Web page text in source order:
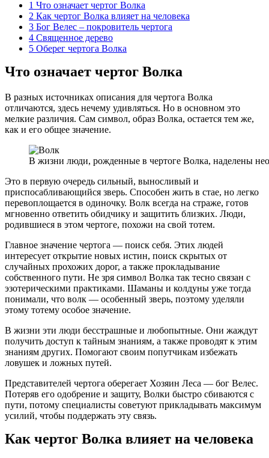
1 Что означает чертог Волка
2 Как чертог Волка влияет на человека
3 Бог Велес – покровитель чертога
4 Священное дерево
5 Оберег чертога Волка
Что означает чертог Волка
В разных источниках описания для чертога Волка
отличаются, здесь нечему удивляться. Но в основном это
мелкие различия. Сам символ, образ Волка, остается тем же,
как и его общее значение.
В жизни люди, рожденные в чертоге Волка, наделены
Это в первую очередь сильный, выносливый и
приспосабливающийся зверь. Способен жить в стае, но легко
перевоплощается в одиночку. Волк всегда на страже, готов
мгновенно ответить обидчику и защитить близких. Люди,
родившиеся в этом чертоге, похожи на свой тотем.
Главное значение чертога — поиск себя. Этих людей
интересует открытие новых истин, поиск скрытых от
случайных прохожих дорог, а также прокладывание
собственного пути. Не зря символ Волка так тесно связан с
эзотерическими практиками. Шаманы и колдуны уже тогда
понимали, что волк — особенный зверь, поэтому уделяли
этому тотему особое значение.
В жизни эти люди бесстрашные и любопытные. Они жаждут
получить доступ к тайным знаниям, а также проводят к этим
знаниям других. Помогают своим попутчикам избежать
ловушек и ложных путей.
Представителей чертога оберегает Хозяин Леса — бог Велес.
Потеряв его одобрение и защиту, Волки быстро сбиваются с
пути, потому специалисты советуют прикладывать максимум
усилий, чтобы поддержать эту связь.
Как чертог Волка влияет на человека